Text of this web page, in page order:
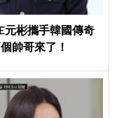
元彬攜手韓國傳奇
帥哥來了！